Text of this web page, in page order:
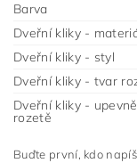
Barva
Dveřní kliky -
Dveřní kliky - styl
Dveřní kliky - tvar
Dveřní kliky -
rozetě
Buďte první, kdo